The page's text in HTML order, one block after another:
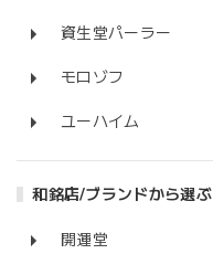
資生堂パーラー
モロゾフ
ユーハイム
和銘店/ブランドから選ぶ
開運堂